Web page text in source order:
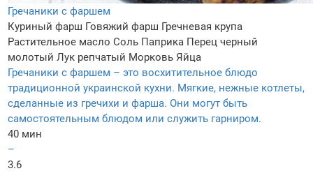
Гречаники с фаршем
Куриный фарш Говяжий фарш Гречневая крупа
Растительное масло Соль Паприка Перец черный
молотый Лук репчатый Морковь Яйца
Гречаники с фаршем – это восхитительное блюдо
традиционной украинской кухни. Мягкие, нежные котлеты,
сделанные из гречихи и фарша. Они могут быть
самостоятельным блюдом или служить гарниром.
40 мин
–
3.6